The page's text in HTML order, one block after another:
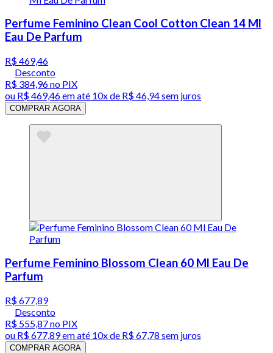
Perfume Feminino Clean Cool Cotton Clean 14 Ml
Eau De Parfum
R$ 469,46
Desconto
R$ 384,96no PIX
ou R$ 469,46em até 10x de R$ 46,94 sem juros
COMPRAR AGORA
Perfume Feminino Blossom Clean 60 Ml Eau De
Parfum
R$ 677,89
Desconto
R$ 555,87no PIX
ou R$ 677,89em até 10x de R$ 67,78 sem juros
COMPRAR AGORA